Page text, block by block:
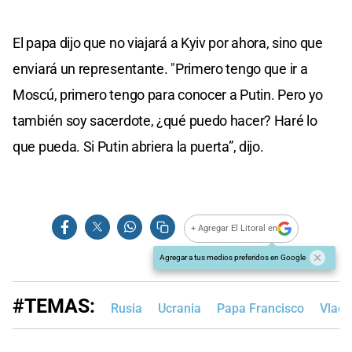
El papa dijo que no viajará a Kyiv por ahora, sino que
enviará un representante. "Primero tengo que ir a
Moscú, primero tengo para conocer a Putin. Pero yo
también soy sacerdote, ¿qué puedo hacer? Haré lo
que pueda. Si Putin abriera la puerta”, dijo.
+ Agregar El Litoral en
Agregar a tus medios preferidos en Google
#TEMAS: Rusia Ucrania Papa Francisco